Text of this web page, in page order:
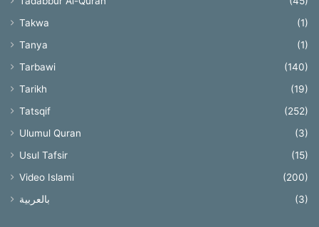
Takwa
(1)
Tanya
(1)
Tarbawi
(140)
Tarikh
(19)
Tatsqif
(252)
Ulumul Quran
(3)
Usul Tafsir
(15)
Video Islami
(200)
بالعربية
(3)